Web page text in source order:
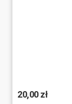
20,00 zł